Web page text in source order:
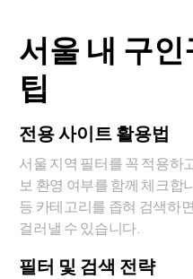
서울 내 구
팁
전용 사이트 활용법
서울 지역 필터를 꼭 적용하
보 환영 여부를 함께 체크합
등 카테고리를 좁혀 검색하
걸러낼 수 있습니다.
필터 및 검색 전략